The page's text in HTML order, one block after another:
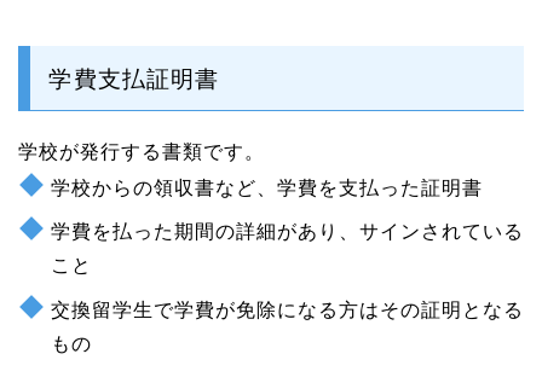
学費支払証明書
学校が発行する書類です。
学校からの領収書など、学費を支払った証明書
学費を払った期間の詳細があり、サインされている
こと
交換留学生で学費が免除になる方はその証明となる
もの